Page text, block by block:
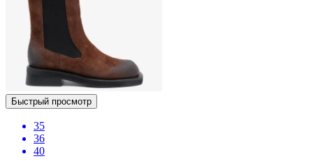
Быстрый просмотр
35
36
40